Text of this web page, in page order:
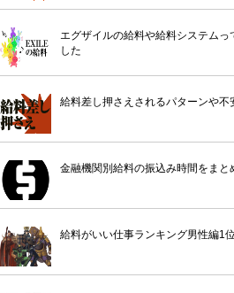
エグザイルの給料や給料システムっ
した
給料差し押さえされるパターンや不
金融機関別給料の振込み時間をまと
給料がいい仕事ランキング男性編1